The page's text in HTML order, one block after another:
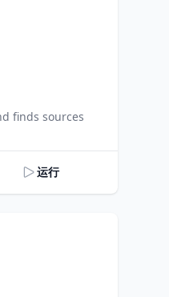
finds sources
运行